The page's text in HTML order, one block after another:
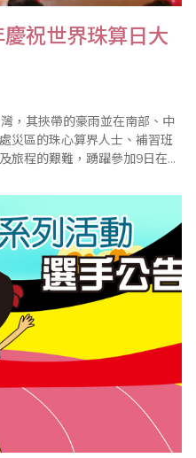
祝世界珠算日大
，其挾帶的豪雨並在南部、中
災區的珠心算界人士、補習班
旅程的艱難，踴躍參加9日在台
於來自海外的美國、香港、韓
排除萬難，如期赴台參與此一
長、..